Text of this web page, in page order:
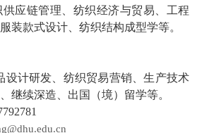
应链管理、纺织经济与贸易、工程
装款式设计、纺织结构成型学等。
设计研发、纺织贸易营销、生产技术
继续深造、出国（境）留学等。